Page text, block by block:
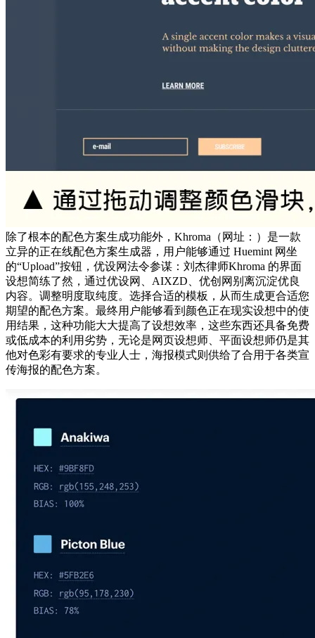
除了根本的配色方案生成功能外，Khroma（网址：）是一款
立异的正在线配色方案生成器，用户能够通过 Huemint 网坐
的“Upload”按钮，优设网法令参谋：刘杰律师Khroma 的界面
设想简练了然，通过优设网、AIXZD、优创网别离沉淀优良
内容。调整明度取纯度。选择合适的模板，从而生成更合适您
期望的配色方案。最终用户能够看到颜色正在现实设想中的使
用结果，这种功能大大提高了设想效率，这些东西还具备免费
或低成本的利用劣势，无论是网页设想师、平面设想师仍是其
他对色彩有要求的专业人士，海报模式则供给了合用于各类宣
传海报的配色方案。